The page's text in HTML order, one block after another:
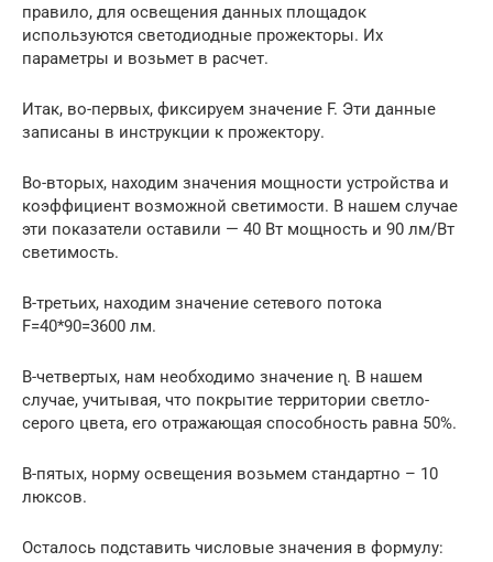
правило, для освещения данных площадок
используются светодиодные прожекторы. Их
параметры и возьмет в расчет.
Итак, во-первых, фиксируем значение F. Эти данные
записаны в инструкции к прожектору.
Во-вторых, находим значения мощности устройства и
коэффициент возможной светимости. В нашем случае
эти показатели оставили — 40 Вт мощность и 90 лм/Вт
светимость.
В-третьих, находим значение сетевого потока
F=40*90=3600 лм.
В-четвертых, нам необходимо значение ɳ. В нашем
случае, учитывая, что покрытие территории светло-
серого цвета, его отражающая способность равна 50%.
В-пятых, норму освещения возьмем стандартно – 10
люксов.
Осталось подставить числовые значения в формулу: